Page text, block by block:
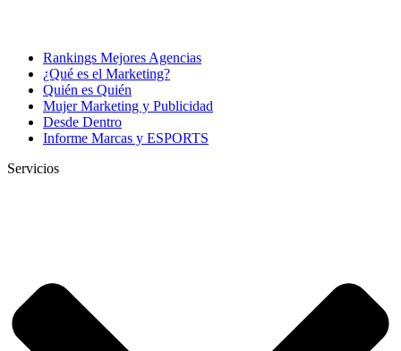
Rankings Mejores Agencias
¿Qué es el Marketing?
Quién es Quién
Mujer Marketing y Publicidad
Desde Dentro
Informe Marcas y ESPORTS
Servicios